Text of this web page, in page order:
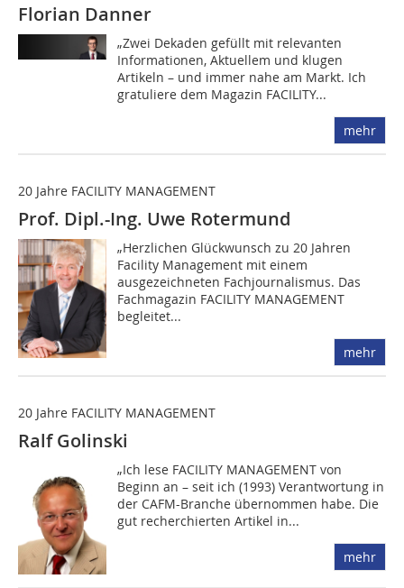
Florian Danner
„Zwei Dekaden gefüllt mit relevanten
Informationen, Aktuellem und klugen
Artikeln – und immer nahe am Markt. Ich
gratuliere dem Magazin FACILITY...
mehr
20 Jahre FACILITY MANAGEMENT
Prof. Dipl.-Ing. Uwe Rotermund
„Herzlichen Glückwunsch zu 20 Jahren
Facility Management mit einem
ausgezeichneten Fachjournalismus. Das
Fachmagazin FACILITY MANAGEMENT
begleitet...
mehr
20 Jahre FACILITY MANAGEMENT
Ralf Golinski
„Ich lese FACILITY MANAGEMENT von
Beginn an – seit ich (1993) Verantwortung in
der CAFM-Branche übernommen habe. Die
gut recherchierten Artikel in...
mehr